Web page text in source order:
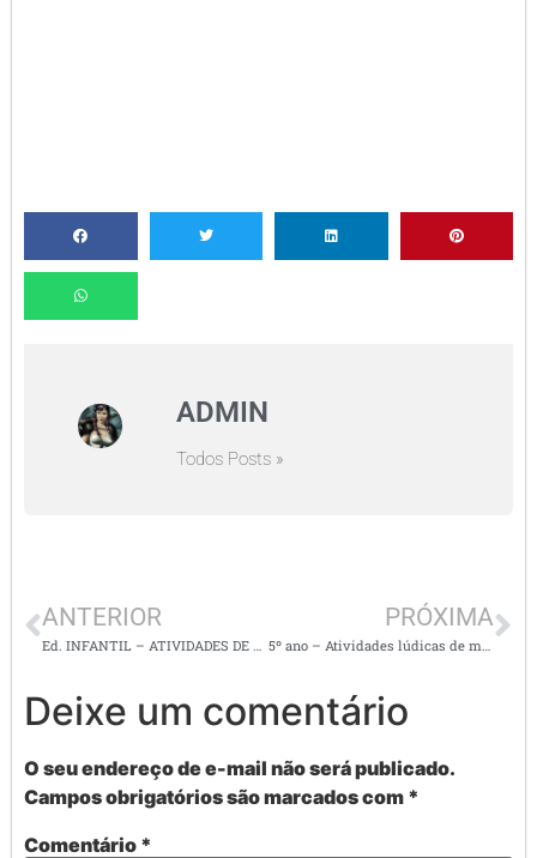
ADMIN
Todos Posts »
ANTERIOR PRÓXIMA
Deixe um comentário
O seu endereço de e-mail não será publicado.
Campos obrigatórios são marcados com *
Comentário *